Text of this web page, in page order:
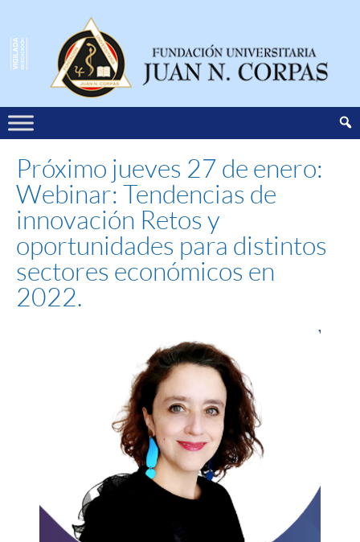
Próximo jueves 27 de enero:
Webinar: Tendencias de
innovación Retos y
oportunidades para distintos
sectores económicos en
2022.